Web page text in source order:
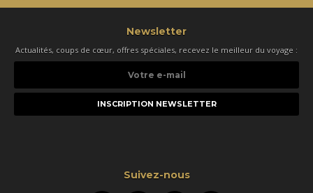
Newsletter
Actualités, coups de cœur, offres spéciales, recevez le meilleur du voyage :
e-
Suivez-nous